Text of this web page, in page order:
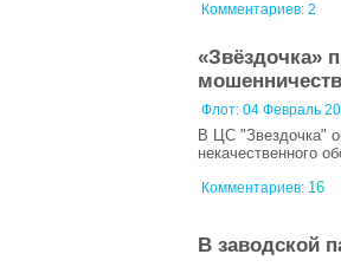
Комментариев: 2
«Звёздочка»
Флот: 04 Февраль
В ЦС "Звездочка"
некачественного
Комментариев: 16
В заводской